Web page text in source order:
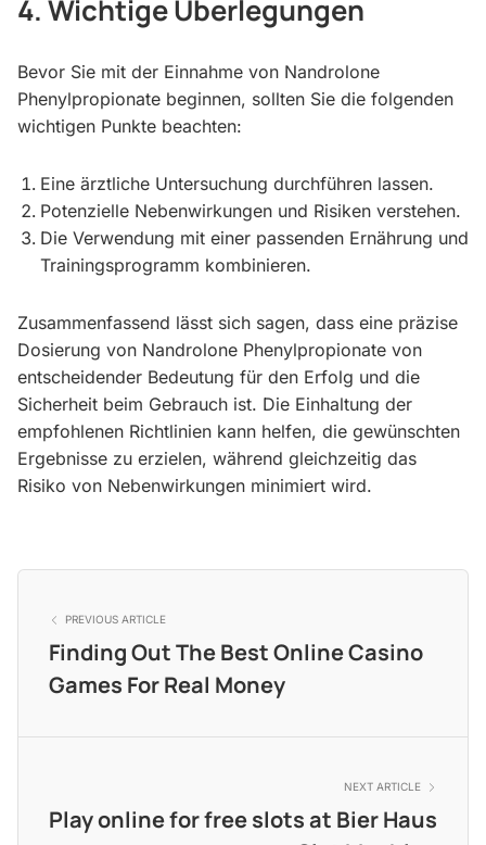
4. Wichtige Überlegungen
Bevor Sie mit der Einnahme von Nandrolone
Phenylpropionate beginnen, sollten Sie die folgenden
wichtigen Punkte beachten:
Eine ärztliche Untersuchung durchführen lassen.
Potenzielle Nebenwirkungen und Risiken verstehen.
Die Verwendung mit einer passenden Ernährung und
Trainingsprogramm kombinieren.
Zusammenfassend lässt sich sagen, dass eine präzise
Dosierung von Nandrolone Phenylpropionate von
entscheidender Bedeutung für den Erfolg und die
Sicherheit beim Gebrauch ist. Die Einhaltung der
empfohlenen Richtlinien kann helfen, die gewünschten
Ergebnisse zu erzielen, während gleichzeitig das
Risiko von Nebenwirkungen minimiert wird.
PREVIOUS ARTICLE
Finding Out The Best Online Casino
Games For Real Money
NEXT ARTICLE
Play online for free slots at Bier Haus